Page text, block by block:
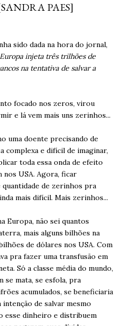
PAES]
sido dada na hora do jornal,
Europa injeta três trilhões de
na tentativa de salvar a
focado nos zeros, virou
e lá vem mais uns zerinhos...
uma doente precisando de
complexa e difícil de imaginar,
toda essa onda de efeito
nos USA. Agora, ficar
quantidade de zerinhos pra
mais difícil. Mais zerinhos...
Europa, não sei quantos
mais alguns bilhões na
de dólares nos USA. Com
pra fazer uma transfusão em
Só a classe média do mundo,
se mata, se esfola, pra
acumulados, se beneficiaria
de salvar mesmo
esse dinheiro e distribuem